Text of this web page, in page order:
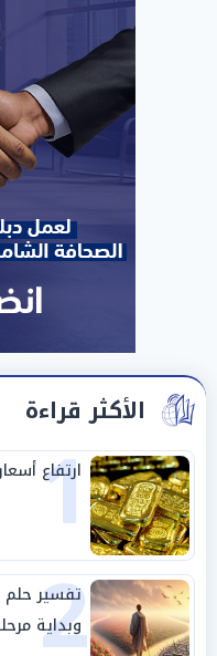
الأكثر قراءة
1
ارتفاع
2
تفسير حلم
وبداية